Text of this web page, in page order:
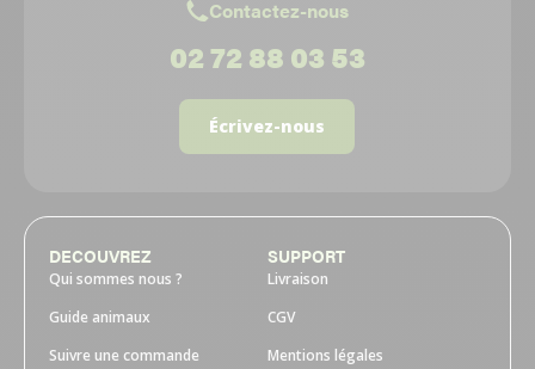
Contactez-nous
02 72 88 03 53
Écrivez-nous
DECOUVREZ
Qui sommes nous ?
Guide animaux
Suivre une commande
SUPPORT
Livraison
CGV
Mentions légales